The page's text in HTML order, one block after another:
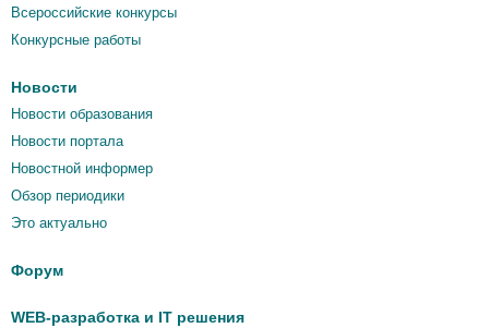
Всероссийские конкурсы
Конкурсные работы
Новости
Новости образования
Новости портала
Новостной информер
Обзор периодики
Это актуально
Форум
WEB-разработка и IT решения